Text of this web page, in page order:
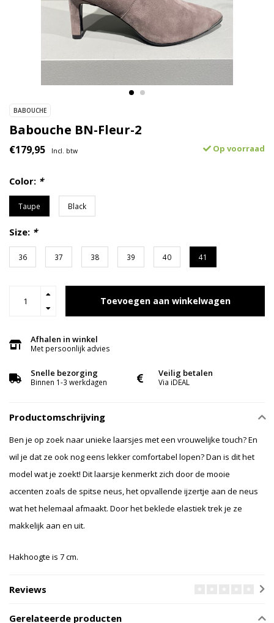
BABOUCHE
Babouche BN-Fleur-2
€179,95 Incl. btw Op voorraad
Color: *
Taupe Black
Size: *
36 37 38 39 40 41
Toevoegen aan winkelwagen
Afhalen in winkel
Met persoonlijk advies
Snelle bezorging
Binnen 1-3 werkdagen
Veilig betalen
Via iDEAL
Productomschrijving
Ben je op zoek naar unieke laarsjes met een vrouwelijke touch? En
wil je dat ze ook nog eens lekker comfortabel lopen? Dan is dit het
model wat je zoekt! Dit laarsje kenmerkt zich door de mooie
accenten zoals de spitse neus, het opvallende ijzertje aan de neus
wat het helemaal afmaakt. Door het beklede elastiek trek je ze
makkelijk aan en uit.
Hakhoogte is 7 cm.
Reviews
Gerelateerde producten